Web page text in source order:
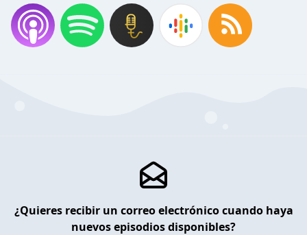
¿Quieres recibir un correo electrónico cuando haya
nuevos episodios disponibles?